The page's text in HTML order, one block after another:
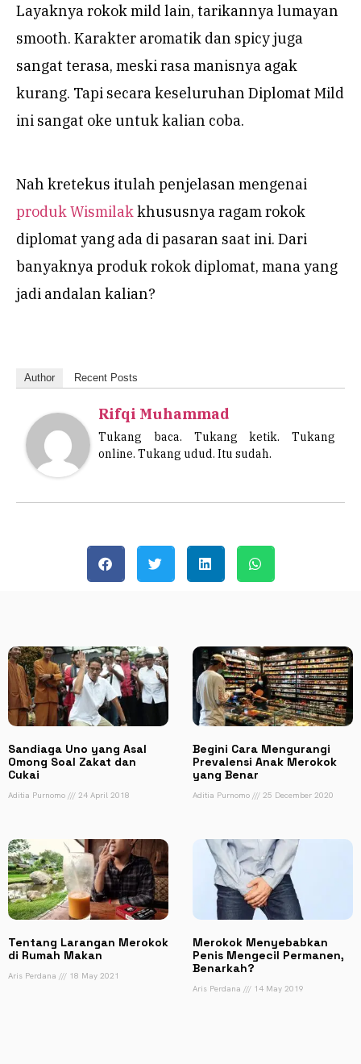
Layaknya rokok mild lain, tarikannya lumayan
smooth. Karakter aromatik dan spicy juga
sangat terasa, meski rasa manisnya agak
kurang. Tapi secara keseluruhan Diplomat Mild
ini sangat oke untuk kalian coba.
Nah kretekus itulah penjelasan mengenai
produk Wismilakkhususnya ragam rokok
diplomat yang ada di pasaran saat ini. Dari
banyaknya produk rokok diplomat, mana yang
jadi andalan kalian?
Author Recent Posts
Rifqi Muhammad
Tukang baca. Tukang ketik. Tukang
online. Tukang udud. Itu sudah.
Sandiaga Uno yang Asal
Omong Soal Zakat dan
Cukai
Aditia Purnomo 24 April 2018
Begini Cara Mengurangi
Prevalensi Anak Merokok
yang Benar
Aditia Purnomo 25 December 2020
Tentang Larangan Merokok
di Rumah Makan
Aris Perdana 18 May 2021
Merokok Menyebabkan
Penis Mengecil Permanen,
Benarkah?
Aris Perdana 14 May 2019